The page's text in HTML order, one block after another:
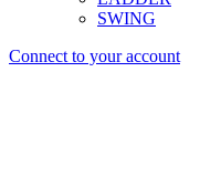
SWING
Connect to your account